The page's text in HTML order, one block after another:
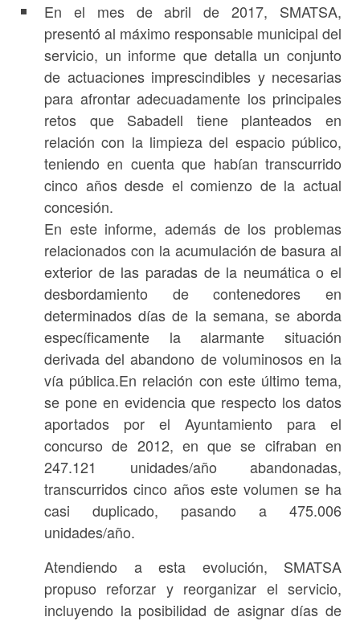
En el mes de abril de 2017, SMATSA,
presentó al máximo responsable municipal del
servicio, un informe que detalla un conjunto
de actuaciones imprescindibles y necesarias
para afrontar adecuadamente los principales
retos que Sabadell tiene planteados en
relación con la limpieza del espacio público,
teniendo en cuenta que habían transcurrido
cinco años desde el comienzo de la actual
concesión.
En este informe, además de los problemas
relacionados con la acumulación de basura al
exterior de las paradas de la neumática o el
desbordamiento de contenedores en
determinados días de la semana, se aborda
específicamente la alarmante situación
derivada del abandono de voluminosos en la
vía pública.En relación con este último tema,
se pone en evidencia que respecto los datos
aportados por el Ayuntamiento para el
concurso de 2012, en que se cifraban en
247.121 unidades/año abandonadas,
transcurridos cinco años este volumen se ha
casi duplicado, pasando a 475.006
unidades/año.
Atendiendo a esta evolución, SMATSA
propuso reforzar y reorganizar el servicio,
incluyendo la posibilidad de asignar días de